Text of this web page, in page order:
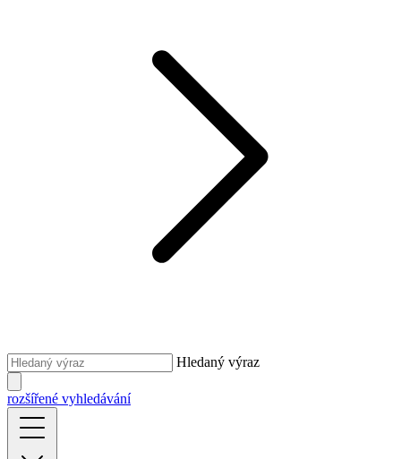
Hledaný výraz
rozšířené vyhledávání